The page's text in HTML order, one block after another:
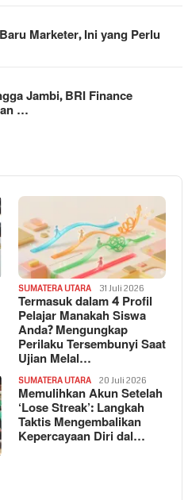
Marketer, Ini yang Perlu
Jambi, BRI Finance
…
SUMATERA UTARA 31 Juli 2026
Termasuk dalam 4 Profil
Pelajar Manakah Siswa
Anda? Mengungkap
Perilaku Tersembunyi Saat
Ujian Melal…
SUMATERA UTARA 20 Juli 2026
Memulihkan Akun Setelah
‘Lose Streak’: Langkah
Taktis Mengembalikan
Kepercayaan Diri dal…